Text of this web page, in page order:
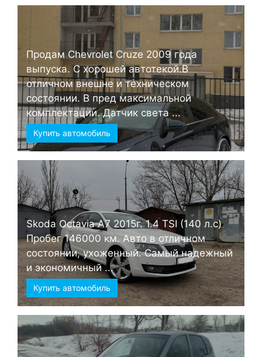
Продам Chevrolet Cruze 2009 года
выпуска. С хорошей автотекой.В
отличном внешне и техническом
состоянии. В пред максимальной
комплектации. Датчик света ...
Купить автомобиль
Skoda Octavia А7 2015г. 1.4 TSI (140 л.с)
Пробег 146000 км. Авто в отличном
состоянии, ухоженный. Самый надежный
и экономичный ...
Купить автомобиль